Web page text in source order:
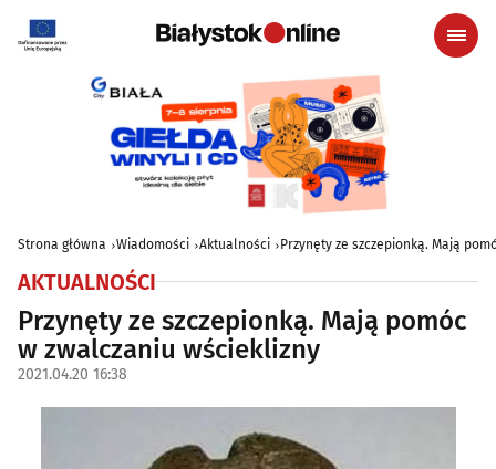
Strona główna Wiadomości Aktualności Przynęty ze szczepionką. Mają
AKTUALNOŚCI
Przynęty ze szczepionką. Mają pomóc
w zwalczaniu wścieklizny
2021.04.20 16:38